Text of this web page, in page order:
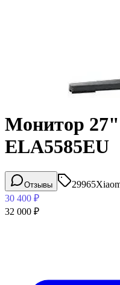
Монитор
ELA5585EU
Отзывы 29965
30 400 ₽
32 000 ₽